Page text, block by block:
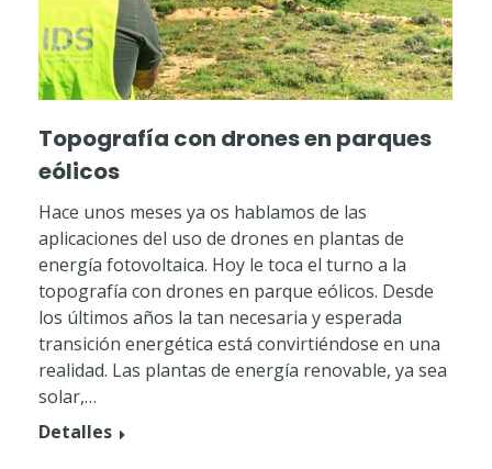
Topografía con drones en parques
eólicos
Hace unos meses ya os hablamos de las
aplicaciones del uso de drones en plantas de
energía fotovoltaica. Hoy le toca el turno a la
topografía con drones en parque eólicos. Desde
los últimos años la tan necesaria y esperada
transición energética está convirtiéndose en una
realidad. Las plantas de energía renovable, ya sea
solar,…
Detalles